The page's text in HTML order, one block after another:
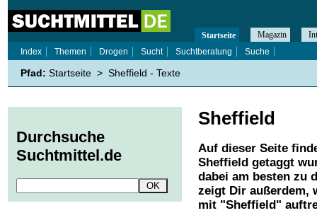
Sheffield
Auf dieser Seite
Sheffield getaggt
dabei am besten zu
zeigt Dir außerdem,
mit "Sheffield "
Startseite Magazin
Index
Themen Drogen Sucht Suchtberatung Suche
Pfad: Startseite > Sheffield - Texte
Durchsuche
Suchtmittel.de